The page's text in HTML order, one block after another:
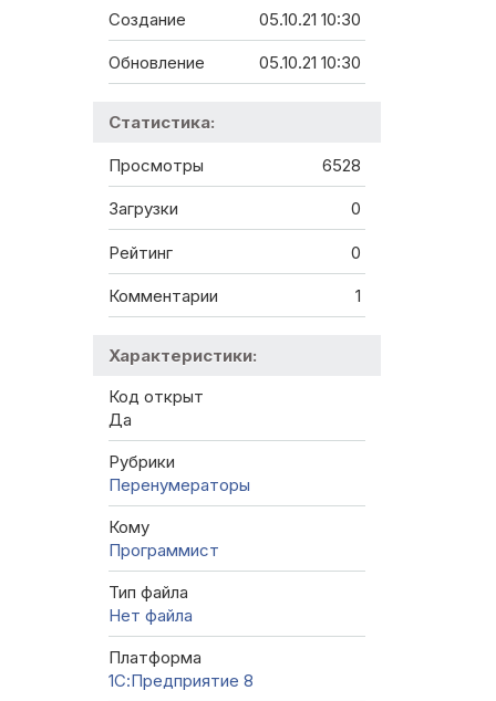
Создание 05.10.21 10:30
Обновление 05.10.21 10:30
Статистика:
Просмотры 6528
Загрузки 0
Рейтинг 0
Комментарии 1
Характеристики:
Код открыт
Да
Рубрики
Перенумераторы
Кому
Программист
Тип файла
Нет файла
Платформа
1С:Предприятие 8